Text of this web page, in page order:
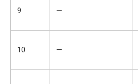
9 —
10 —